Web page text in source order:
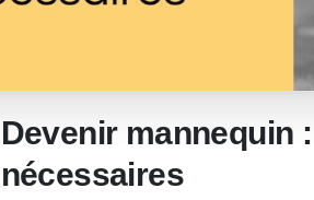
Devenir mannequin
nécessaires